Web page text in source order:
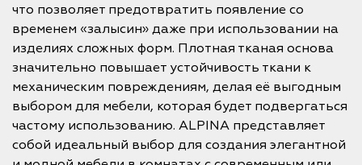
что позволяет предотвратить появление со
временем «залысин» даже при использовании на
изделиях сложных форм. Плотная тканая основа
значительно повышает устойчивость ткани к
механическим повреждениям, делая её выгодным
выбором для мебели, которая будет подвергаться
частому использованию. ALPINA представляет
собой идеальный выбор для создания элегантной